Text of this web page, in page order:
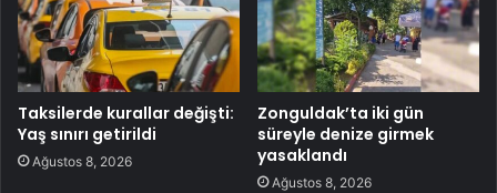
Taksilerde kurallar değişti:
Yaş sınırı getirildi
Ağustos 8, 2026
Zonguldak’ta iki gün
süreyle denize girmek
yasaklandı
Ağustos 8, 2026